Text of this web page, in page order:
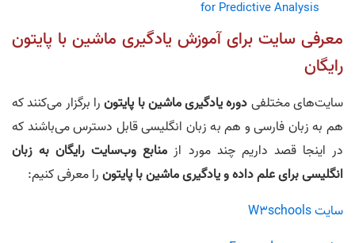
for Predictive Analysis
معرفی سایت برای آموزش یادگیری ماشین با پایتون
رایگان
سایت‌های مختلفیدوره یادگیری ماشین با پایتونرا برگزار می‌کنند که
هم به زبان فارسی و هم به زبان انگلیسی قابل دسترس می‌باشند که
در اینجا قصد داریم چند مورد از منابع وب‌سایت رایگان به زبان
انگلیسی برای علم داده و یادگیری ماشین با پایتونرا معرفی کنیم:
سایت W3schools